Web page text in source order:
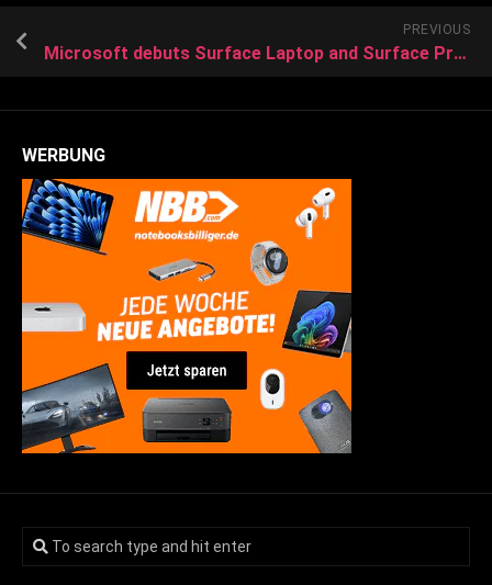
PREVIOUS
Microsoft debuts Surface Laptop and Surface Pro amid AI-driven memory shortage
WERBUNG